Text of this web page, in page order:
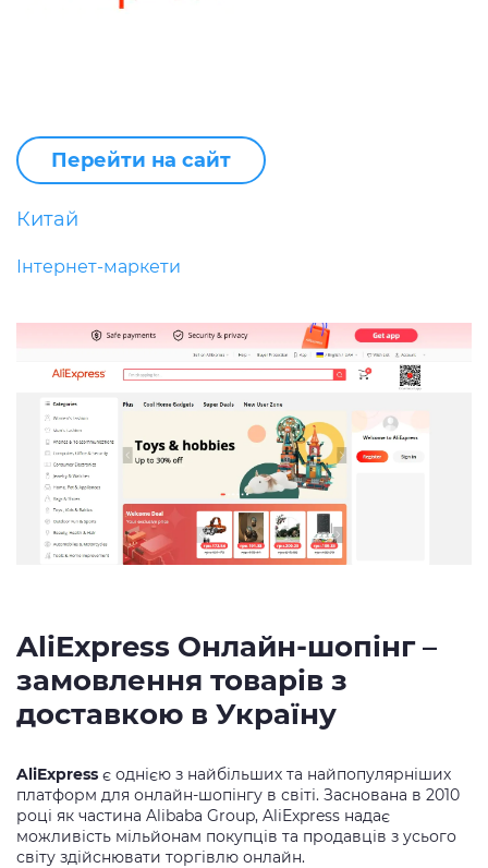
Перейти на сайт
Китай
Інтернет-маркети
AliExpress Онлайн-шопінг –
замовлення товарів з
доставкою в Україну
AliExpress є однією з найбільших та найпопулярніших
платформ для онлайн-шопінгу в світі. Заснована в 2010
році як частина Alibaba Group, AliExpress надає
можливість мільйонам покупців та продавців з усього
світу здійснювати торгівлю онлайн.